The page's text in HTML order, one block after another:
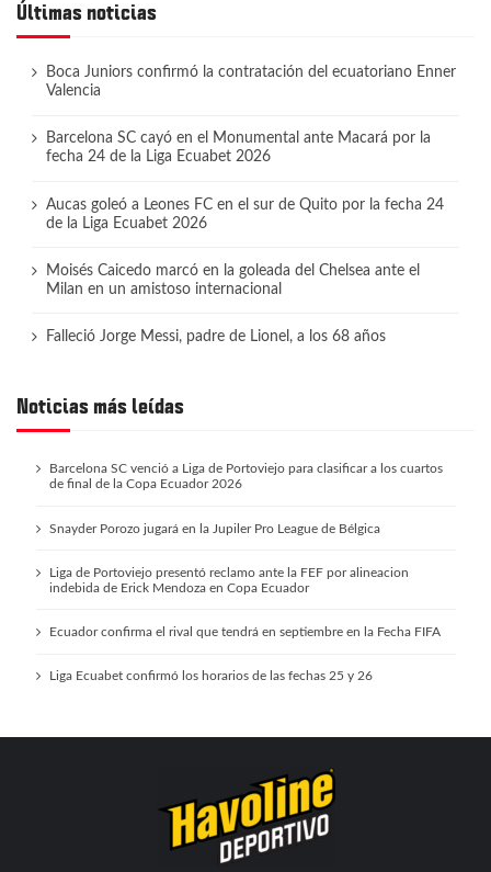
Últimas noticias
Boca Juniors confirmó la contratación del ecuatoriano Enner
Valencia
Barcelona SC cayó en el Monumental ante Macará por la
fecha 24 de la Liga Ecuabet 2026
Aucas goleó a Leones FC en el sur de Quito por la fecha 24
de la Liga Ecuabet 2026
Moisés Caicedo marcó en la goleada del Chelsea ante el
Milan en un amistoso internacional
Falleció Jorge Messi, padre de Lionel, a los 68 años
Noticias más leídas
Barcelona SC venció a Liga de Portoviejo para clasificar a los cuartos
de final de la Copa Ecuador 2026
Snayder Porozo jugará en la Jupiler Pro League de Bélgica
Liga de Portoviejo presentó reclamo ante la FEF por alineacion
indebida de Erick Mendoza en Copa Ecuador
Ecuador confirma el rival que tendrá en septiembre en la Fecha FIFA
Liga Ecuabet confirmó los horarios de las fechas 25 y 26